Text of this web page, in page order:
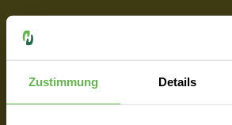
Zustimmung Details
Zimmerwahl